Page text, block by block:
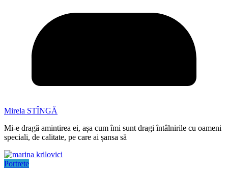
Mirela STÎNGĂ
Mi-e dragă amintirea ei, așa cum îmi sunt dragi întâlnirile cu oameni
speciali, de calitate, pe care ai șansa să
Portrete